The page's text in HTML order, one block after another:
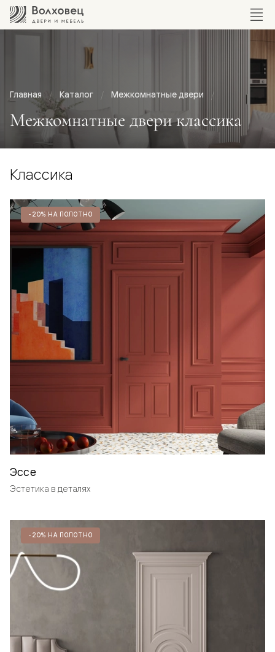
Главная Каталог Межкомнатные двери
Межкомнатные двери классика
Классика
-20% НА ПОЛОТНО
Эссе
Эстетика в деталях
-20% НА ПОЛОТНО